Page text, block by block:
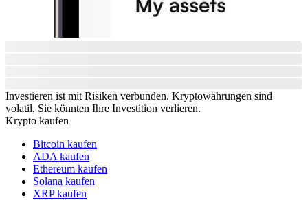
Investieren ist mit Risiken verbunden. Kryptowährungen sind
volatil, Sie könnten Ihre Investition verlieren.
Krypto kaufen
Bitcoin kaufen
ADA kaufen
Ethereum kaufen
Solana kaufen
XRP kaufen